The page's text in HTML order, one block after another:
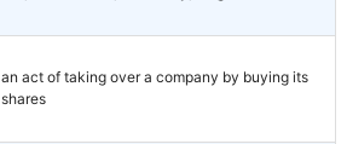
an act of taking over a company by buying its
shares